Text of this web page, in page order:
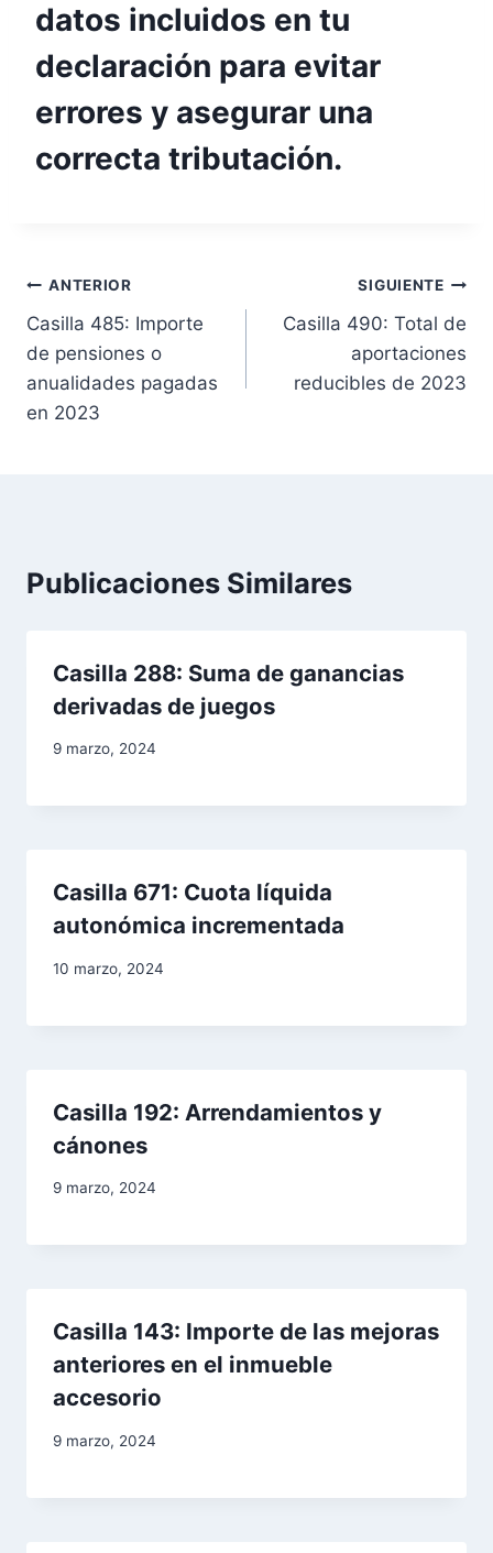
datos incluidos en tu
declaración para evitar
errores y asegurar una
correcta tributación.
N
a
v
e
c
e
a
ANTERIOR
Casilla 485: Importe
de pensiones o
anualidades pagadas
en 2023
SIGUIENTE
Casilla 490: Total de
aportaciones
reducibles de 2023
Publicaciones Similares
Casilla 288: Suma de ganancias
derivadas de juegos
9 marzo, 2024
Casilla 671: Cuota líquida
autonómica incrementada
10 marzo, 2024
Casilla 192: Arrendamientos y
cánones
9 marzo, 2024
Casilla 143: Importe de las mejoras
anteriores en el inmueble
accesorio
9 marzo, 2024